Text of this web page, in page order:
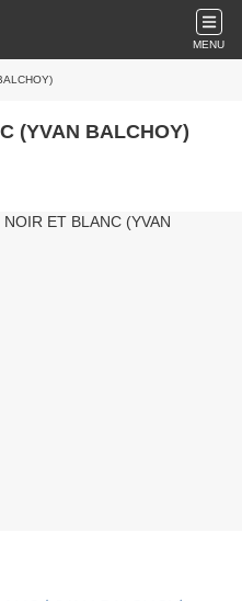
MENU
(YVAN BALCHOY)